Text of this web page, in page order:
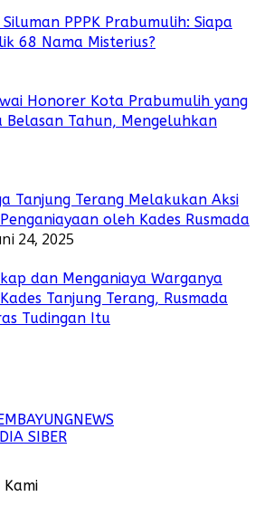
PPPK Prabumulih: Siapa
68 Nama Misterius?
Honorer Kota Prabumulih yang
Belasan Tahun, Mengeluhkan
Tanjung Terang Melakukan Aksi
oleh Kades Rusmada
24, 2025
dan Menganiaya Warganya
Tanjung Terang, Rusmada
Tudingan Itu
SIBER